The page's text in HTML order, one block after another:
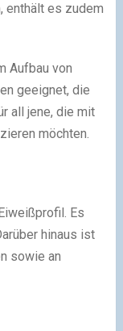
enthält es zudem
Aufbau von
geeignet, die
all jene, die mit
möchten.
Es
hinaus ist
sowie an